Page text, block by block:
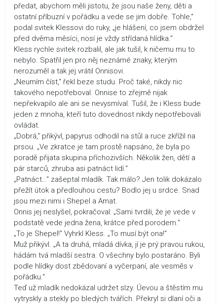
předat, abychom měli jistotu, že jsou naše ženy, děti a
ostatní příbuzní v pořádku a vede se jim dobře. Tohle,“
podal svitek Klessovi do ruky, „je hlášení, co jsem obdržel
před dvěma měsíci, nosí je vždy střídaná hlídka.“
Kless rychle svitek rozbalil, ale jak tušil, k ničemu mu to
nebylo. Spatřil jen pro něj neznámé znaky, kterým
nerozuměl a tak jej vrátil Onnisovi.
„Neumím číst,“ řekl beze studu. Proč také, nikdy nic
takového nepotřeboval. Onnise to zřejmě nijak
nepřekvapilo ale ani se nevysmíval. Tušil, že i Kless bude
jeden z mnoha, kteří tuto dovednost nikdy nepotřebovali
ovládat.
„Dobrá,“ přikývl, papyrus odhodil na stůl a ruce zkřížil na
prsou. „Ve zkratce je tam prostě napsáno, že byla po
poradě přijata skupina příchozivších. Několik žen, dětí a
pár starců, zhruba asi patnáct lidí.“
„Patnáct…“ zašeptal mladík. Tak málo? Jen tolik dokázalo
přežít útok a předlouhou cestu? Bodlo jej u srdce. Snad
jsou mezi nimi i Shepel a Amat.
Onnis jej neslyšel, pokračoval: „Sami tvrdili, že je vede v
podstatě vede jedna žena, krátce před porodem.“
„To je Shepel!“ Vyhrkl Kless. „To musí být ona!“
Muž přikývl. „A ta druhá, mladá dívka, jí je prý pravou rukou,
hádám tvá mladší sestra. O všechny bylo postaráno. Byli
podle hlídky dost zbědovaní a vyčerpaní, ale vesměs v
pořádku.“
Teď už mladík nedokázal udržet slzy. Úevou a štěstím mu
vytryskly a stekly po bledých tvářích. Překryl si dlaní oči a